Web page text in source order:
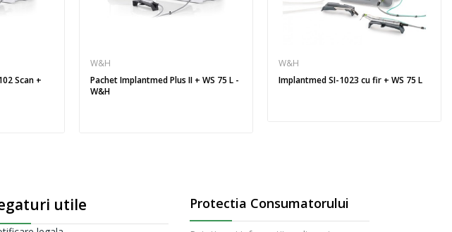
Scan +
W&H
Pachet Implantmed Plus II + WS 75 L -
W&H
W&H
Implantmed SI-1023 cu fir + WS 75 L
utile Protectia Consumatorului